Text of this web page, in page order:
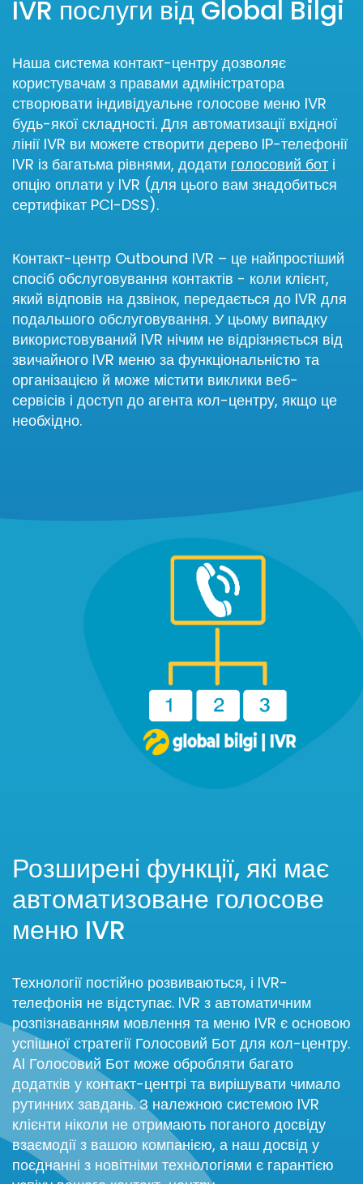
IVR послуги від Global Bilgi
Наша система контакт-центру дозволяє
користувачам з правами адміністратора
створювати індивідуальне голосове меню IVR
будь-якої складності. Для автоматизації вхідної
лінії IVR ви можете створити дерево IP-телефонії
IVR із багатьма рівнями, додати голосовий бот і
опцію оплати у IVR (для цього вам знадобиться
сертифікат PCI-DSS).
Контакт-центр Outbound IVR – це найпростіший
спосіб обслуговування контактів - коли клієнт,
який відповів на дзвінок, передається до IVR для
подальшого обслуговування. У цьому випадку
використовуваний IVR нічим не відрізняється від
звичайного IVR меню за функціональністю та
організацією й може містити виклики веб-
сервісів і доступ до агента кол-центру, якщо це
необхідно.
Розширені функції, які має
автоматизоване голосове
меню IVR
Технології постійно розвиваються, і IVR-
телефонія не відступає. IVR з автоматичним
розпізнаванням мовлення та меню IVR є основою
успішної стратегії Голосовий Бот для кол-центру.
AI Голосовий Бот може обробляти багато
додатків у контакт-центрі та вирішувати чимало
рутинних завдань. З належною системою IVR
клієнти ніколи не отримають поганого досвіду
взаємодії з вашою компанією, а наш досвід у
поєднанні з новітніми технологіями є гарантією